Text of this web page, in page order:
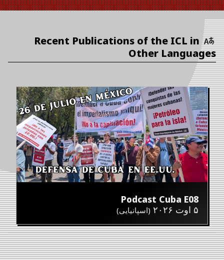
Recent Publications of the ICL in
Other Languages
Podcast Cuba E08
۵ اوت ۲۰۲۶
(اسپانیایی)